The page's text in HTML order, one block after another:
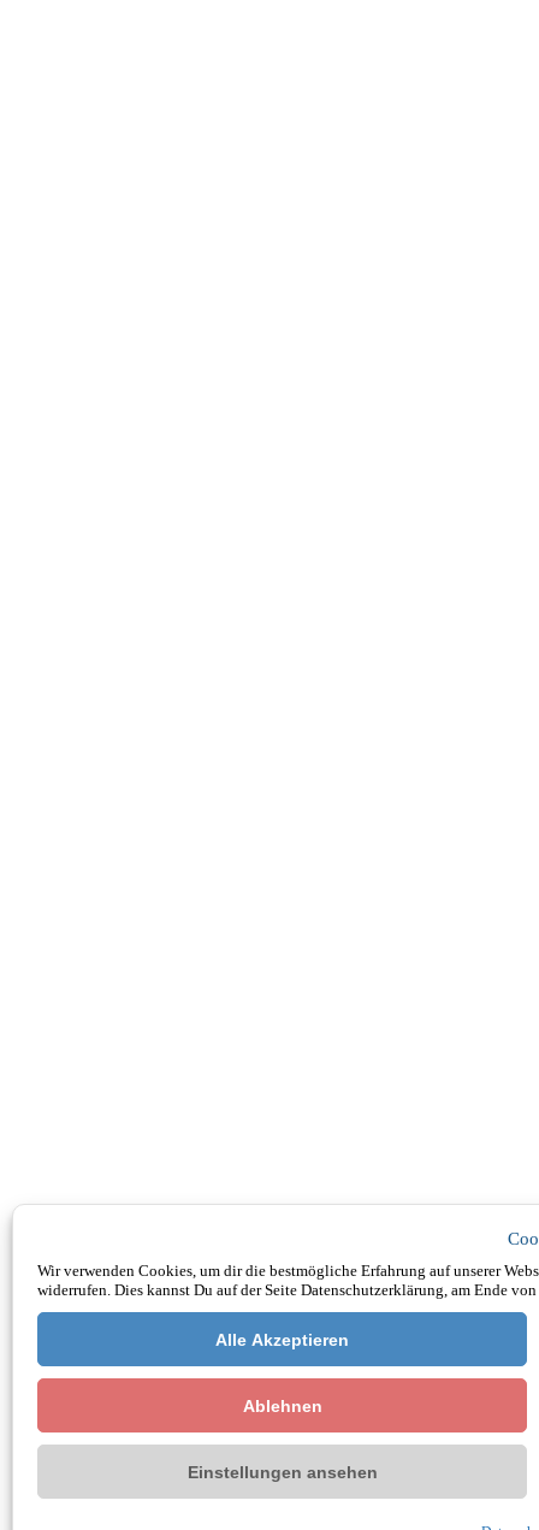
Wir verwenden Cookies, um dir die bestmögliche Erfahrung auf unserer
widerrufen. Dies kannst Du auf der Seite Datenschutzerklärung, am Ende
Alle Akzeptieren
Ablehnen
Einstellungen ansehen